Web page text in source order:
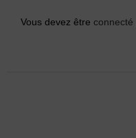
Vous devez être connecté